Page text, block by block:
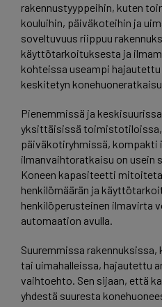
rakennustyyppeihin, kuten
kouluihin, päiväkoteihin ja
soveltuvuus riippuu
käyttötarkoituksesta ja
kohteissa useampi
keskitetyn
Pienemmissä ja
yksittäisissä toimistotiloissa,
päiväkotiryhmissä, kompakti
ilmanvaihtoratkaisu on usein
Koneen kapasiteetti
henkilömäärän ja
henkilöperusteinen ilmavirta
automaation avulla.
Suuremmissa
tai uimahalleissa, hajautettu
vaihtoehto. Sen sijaan, että
yhdestä suuresta